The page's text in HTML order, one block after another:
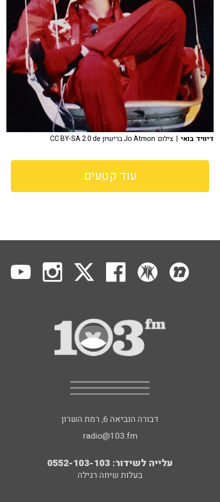
דיוויד בואי | צילום: Jo Atmon ברישיון CC BY-SA 2.0 de
עוד קטעים
דבורה הנביאה 6, רמת השרון
radio@103.fm
עלייה לשידור: 0552-103-103
בעלות שיחה רגילה